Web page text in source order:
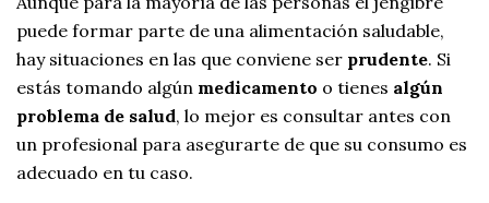
puede formar parte de una alimentación saludable,
hay situaciones en las que conviene ser prudente. Si
estás tomando algún medicamento o tienes algún
problema de salud, lo mejor es consultar antes con
un profesional para asegurarte de que su consumo es
adecuado en tu caso.